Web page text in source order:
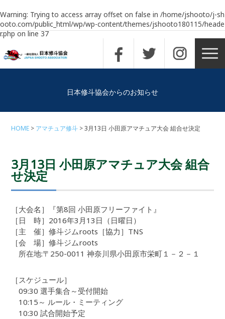
Warning: Trying to access array offset on false in /home/jshooto/j-sh
ooto.com/public_html/wp/wp-content/themes/jshooto180115/heade
r.phpon line37
日本修斗協会からのお知らせ
HOME アマチュア修斗 3月13日 小田原アマチュア大会 組合せ決定
3月13日 小田原アマチュア大会 組合
せ決定
［大会名］『第8回 小田原フリーファイト』
［日 時］2016年3月13日（日曜日）
［主 催］修斗ジムroots［協力］TNS
［会 場］修斗ジムroots
所在地:〒250-0011 神奈川県小田原市栄町１－２－１
［スケジュール］
09:30 選手集合～受付開始
10:15～ ルール・ミーティング
10:30 試合開始予定